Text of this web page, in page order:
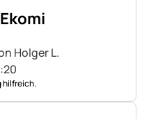
Holger L.
hilfreich.